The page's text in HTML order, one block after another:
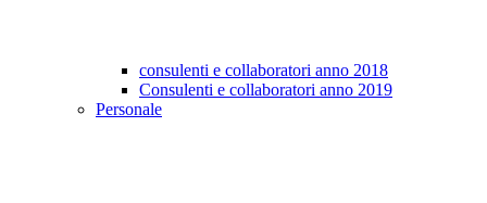
consulenti e collaboratori anno 2018
Consulenti e collaboratori anno 2019
Personale